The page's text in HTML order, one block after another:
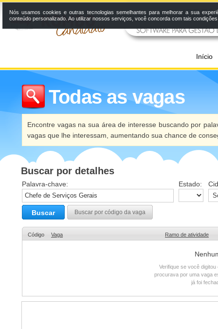
Início
Todas as vagas
Encontre vagas na sua área de interesse buscando por
vagas que lhe interessam, aumentando sua chance de
Buscar por detalhes
Palavra-chave: Estado:
Buscar Buscar por código da vaga
Código Vaga Ramo de atividade
Verifique se você
procurava por uma vaga
já foi
Nós usamos cookies e outras tecnologias semelhantes para melhorar a sua
conteúdo personalizado. Ao utilizar nossos serviços, você concorda com tais